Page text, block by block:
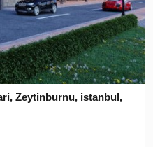
Zeytinburnu, istanbul,